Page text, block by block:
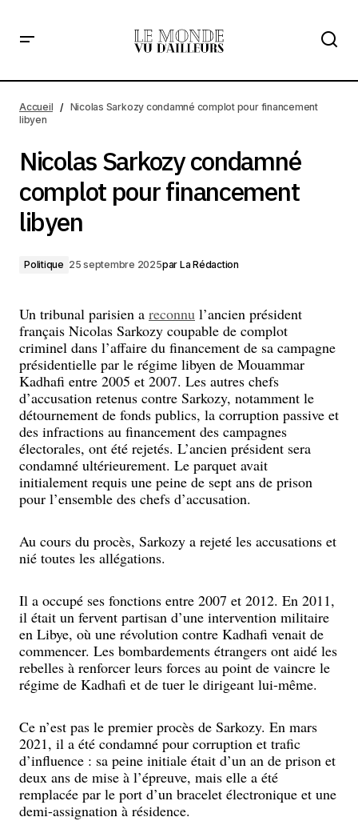
libyen
Accueil
Nicolas Sarkozy condamné complot pour financement
libyen
Nicolas Sarkozy condamné
complot pour financement
libyen
Politique 25 septembre 2025par La Rédaction
Un tribunal parisien a reconnu l’ancien président
français Nicolas Sarkozy coupable de complot
criminel dans l’affaire du financement de sa campagne
présidentielle par le régime libyen de Mouammar
Kadhafi entre 2005 et 2007. Les autres chefs
d’accusation retenus contre Sarkozy, notamment le
détournement de fonds publics, la corruption passive et
des infractions au financement des campagnes
électorales, ont été rejetés. L’ancien président sera
condamné ultérieurement. Le parquet avait
initialement requis une peine de sept ans de prison
pour l’ensemble des chefs d’accusation.
Au cours du procès, Sarkozy a rejeté les accusations et
nié toutes les allégations.
Il a occupé ses fonctions entre 2007 et 2012. En 2011,
il était un fervent partisan d’une intervention militaire
en Libye, où une révolution contre Kadhafi venait de
commencer. Les bombardements étrangers ont aidé les
rebelles à renforcer leurs forces au point de vaincre le
régime de Kadhafi et de tuer le dirigeant lui-même.
Ce n’est pas le premier procès de Sarkozy. En mars
2021, il a été condamné pour corruption et trafic
d’influence : sa peine initiale était d’un an de prison et
deux ans de mise à l’épreuve, mais elle a été
remplacée par le port d’un bracelet électronique et une
demi-assignation à résidence.